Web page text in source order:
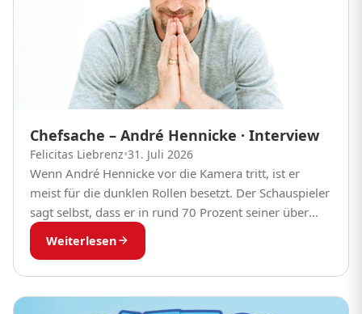
Chefsache – André Hennicke · Interview
Felicitas Liebrenz•31. Juli 2026
Wenn André Hennicke vor die Kamera tritt, ist er
meist für die dunklen Rollen besetzt. Der Schauspieler
sagt selbst, dass er in rund 70 Prozent seiner über
170 Film- und...
Weiterlesen